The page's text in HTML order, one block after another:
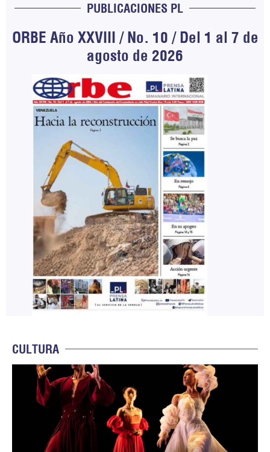
PUBLICACIONES PL
ORBE Año XXVIII / No. 10 / Del 1 al 7 de
agosto de 2026
CULTURA